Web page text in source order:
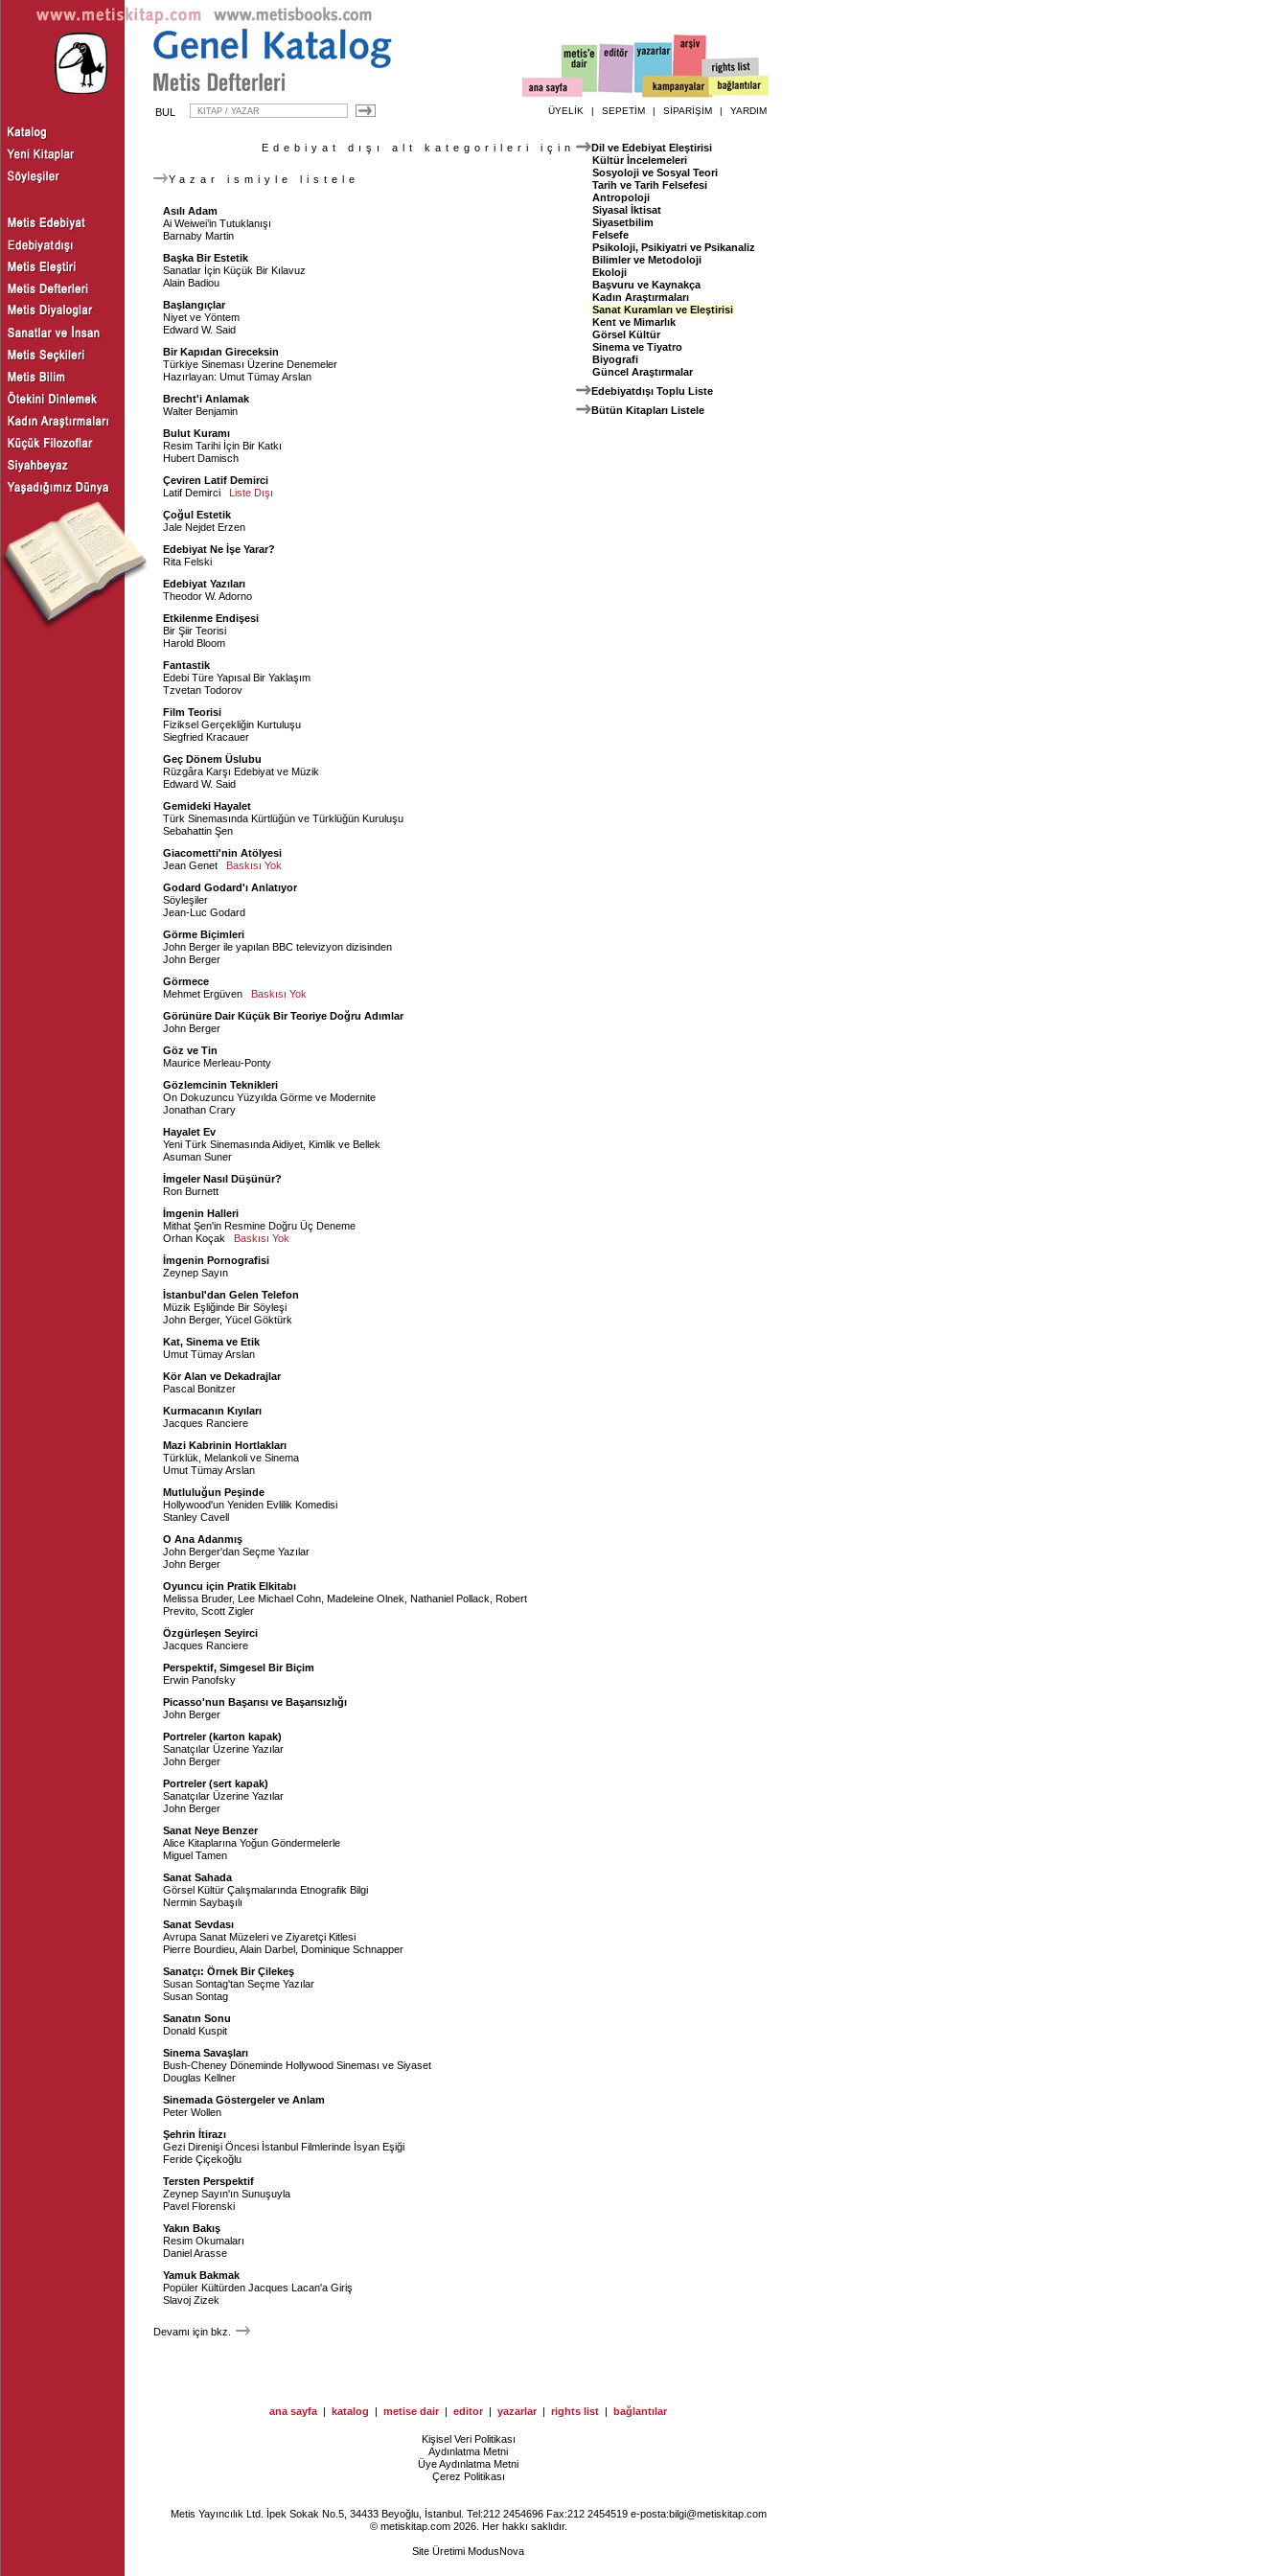
BUL ÜYELİK | SEPETİM | SİPARİŞİM | YARDIM
Edebiyat dışı alt kategorileri için
Yazar ismiyle listele
Dil ve Edebiyat Eleştirisi
Kültür İncelemeleri
Sosyoloji ve Sosyal Teori
Tarih ve Tarih Felsefesi
Antropoloji
Siyasal İktisat
Siyasetbilim
Felsefe
Psikoloji, Psikiyatri ve Psikanaliz
Bilimler ve Metodoloji
Ekoloji
Başvuru ve Kaynakça
Kadın Araştırmaları
Sanat Kuramları ve Eleştirisi
Kent ve Mimarlık
Görsel Kültür
Sinema ve Tiyatro
Biyografi
Güncel Araştırmalar
Edebiyatdışı Toplu Liste
Bütün Kitapları Listele
Asılı Adam
Ai Weiwei’in Tutuklanışı
Barnaby Martin
Başka Bir Estetik
Sanatlar İçin Küçük Bir Kılavuz
Alain Badiou
Başlangıçlar
Niyet ve Yöntem
Edward W. Said
Bir Kapıdan Gireceksin
Türkiye Sineması Üzerine Denemeler
Hazırlayan: Umut Tümay Arslan
Brecht'i Anlamak
Walter Benjamin
Bulut Kuramı
Resim Tarihi İçin Bir Katkı
Hubert Damisch
Çeviren Latif Demirci
Latif Demirci
Liste Dışı
Çoğul Estetik
Jale Nejdet Erzen
Edebiyat Ne İşe Yarar?
Rita Felski
Edebiyat Yazıları
Theodor W. Adorno
Etkilenme Endişesi
Bir Şiir Teorisi
Harold Bloom
Fantastik
Edebi Türe Yapısal Bir Yaklaşım
Tzvetan Todorov
Film Teorisi
Fiziksel Gerçekliğin Kurtuluşu
Siegfried Kracauer
Geç Dönem Üslubu
Rüzgâra Karşı Edebiyat ve Müzik
Edward W. Said
Gemideki Hayalet
Türk Sinemasında Kürtlüğün ve Türklüğün Kuruluşu
Sebahattin Şen
Giacometti'nin Atölyesi
Jean Genet
Baskısı Yok
Godard Godard'ı Anlatıyor
Söyleşiler
Jean-Luc Godard
Görme Biçimleri
John Berger ile yapılan BBC televizyon dizisinden
John Berger
Görmece
Mehmet Ergüven
Baskısı Yok
Görünüre Dair Küçük Bir Teoriye Doğru Adımlar
John Berger
Göz ve Tin
Maurice Merleau-Ponty
Gözlemcinin Teknikleri
On Dokuzuncu Yüzyılda Görme ve Modernite
Jonathan Crary
Hayalet Ev
Yeni Türk Sinemasında Aidiyet, Kimlik ve Bellek
Asuman Suner
İmgeler Nasıl Düşünür?
Ron Burnett
İmgenin Halleri
Mithat Şen'in Resmine Doğru Üç Deneme
Orhan Koçak
Baskısı Yok
İmgenin Pornografisi
Zeynep Sayın
İstanbul'dan Gelen Telefon
Müzik Eşliğinde Bir Söyleşi
John Berger, Yücel Göktürk
Kat, Sinema ve Etik
Umut Tümay Arslan
Kör Alan ve Dekadrajlar
Pascal Bonitzer
Kurmacanın Kıyıları
Jacques Ranciere
Mazi Kabrinin Hortlakları
Türklük, Melankoli ve Sinema
Umut Tümay Arslan
Mutluluğun Peşinde
Hollywood'un Yeniden Evlilik Komedisi
Stanley Cavell
O Ana Adanmış
John Berger'dan Seçme Yazılar
John Berger
Oyuncu için Pratik Elkitabı
Melissa Bruder, Lee Michael Cohn Madeleine Olnek Nathaniel Pollack Robert
Previto Scott Zigler
Özgürleşen Seyirci
Jacques Ranciere
Perspektif, Simgesel Bir Biçim
Erwin Panofsky
Picasso'nun Başarısı ve Başarısızlığı
John Berger
Portreler (karton kapak)
Sanatçılar Üzerine Yazılar
John Berger
Portreler (sert kapak)
Sanatçılar Üzerine Yazılar
John Berger
Sanat Neye Benzer
Alice Kitaplarına Yoğun Göndermelerle
Miguel Tamen
Sanat Sahada
Görsel Kültür Çalışmalarında Etnografik Bilgi
Nermin Saybaşılı
Sanat Sevdası
Avrupa Sanat Müzeleri ve Ziyaretçi Kitlesi
Pierre Bourdieu Alain Darbel Dominique Schnapper
Sanatçı: Örnek Bir Çilekeş
Susan Sontag'tan Seçme Yazılar
Susan Sontag
Sanatın Sonu
Donald Kuspit
Sinema Savaşları
Bush-Cheney Döneminde Hollywood Sineması ve Siyaset
Douglas Kellner
Sinemada Göstergeler ve Anlam
Peter Wollen
Şehrin İtirazı
Gezi Direnişi Öncesi İstanbul Filmlerinde İsyan Eşiği
Feride Çiçekoğlu
Tersten Perspektif
Zeynep Sayın'ın Sunuşuyla
Pavel Florenski
Yakın Bakış
Resim Okumaları
Daniel Arasse
Yamuk Bakmak
Popüler Kültürden Jacques Lacan'a Giriş
Slavoj Zizek
Devamı için bkz.
ana sayfa | katalog | metise dair | editor | yazarlar | rights list | bağlantılar
Kişisel Veri Politikası
Aydınlatma Metni
Üye Aydınlatma Metni
Çerez Politikası
Metis Yayıncılık Ltd. İpek Sokak No.5, 34433 Beyoğlu, İstanbul. Tel:212 2454696 Fax:212 2454519 e-posta:bilgi@metiskitap.com
© metiskitap.com 2026. Her hakkı saklıdır.
Site Üretimi ModusNova